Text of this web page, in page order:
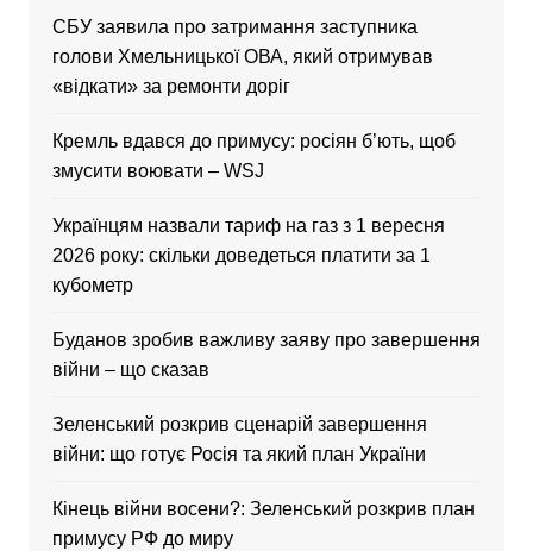
CБУ заявила про затримання заступника
голови Хмельницької ОВА, який отримував
«відкати» за ремонти доріг
Кремль вдався до примусу: росіян б’ють, щоб
змусити воювати – WSJ
Українцям назвали тариф на газ з 1 вересня
2026 року: скільки доведеться платити за 1
кубометр
Буданов зробив важливу заяву про завершення
війни – що сказав
Зеленський розкрив сценарій завершення
війни: що готує Росія та який план України
Кінець війни восени?: Зеленський розкрив план
примусу РФ до миру